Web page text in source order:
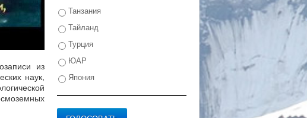
из
наук,
Танзания
Тайланд
Турция
ЮАР
Япония